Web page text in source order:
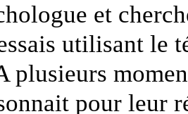
et
utilisant
plusieurs
pour leur